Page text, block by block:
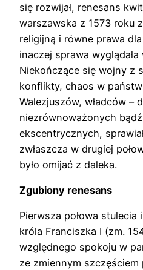
się rozwijał, renesans
warszawska z 1573 roku
religijną i równe prawa
inaczej sprawa wyglądała
Niekończące się wojny z
konflikty, chaos w
Walezjuszów, władców –
niezrównoważonych
ekscentrycznych,
zwłaszcza w drugiej
było omijać z daleka.
Zgubiony renesans
Pierwsza połowa
króla Franciszka I (zm.
względnego spokoju w
ze zmiennym szczęściem